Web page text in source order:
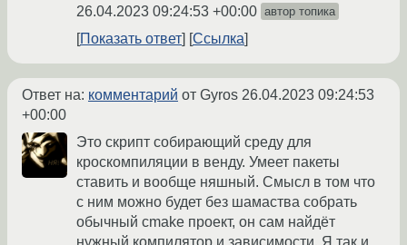
26.04.2023 09:24:53 +00:00 автор топика
Показать ответ Ссылка
Ответ на: комментарий от Gyros 26.04.2023 09:24:53
+00:00
Это скрипт собирающий среду для
кроскомпиляции в венду. Умеет пакеты
ставить и вообще няшный. Смысл в том что
с ним можно будет без шамаства собрать
обычный cmake проект, он сам найдёт
нужный компилятор и зависимости. Я так и